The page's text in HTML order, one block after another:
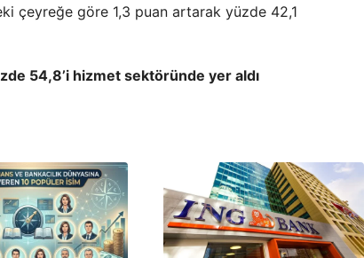
çeyreğe göre 1,3 puan artarak yüzde 42,1
54,8’i hizmet sektöründe yer aldı